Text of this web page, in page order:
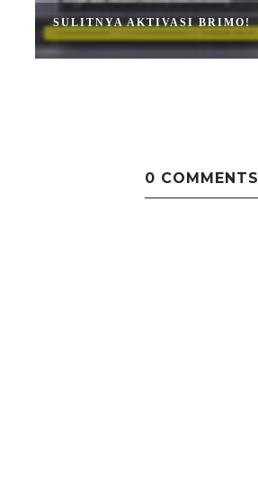
SULITNYA AKTIVASI BRIMO!
0 COMMENTS